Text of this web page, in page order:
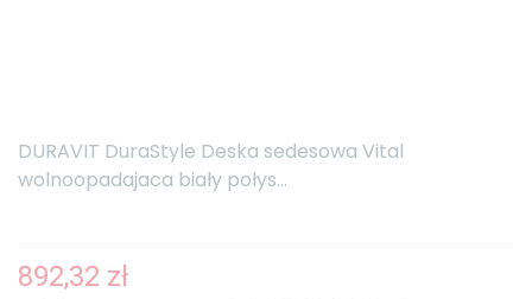
DURAVIT DuraStyle Deska sedesowa Vital
wolnoopadajaca biały połys...
892,32 zł